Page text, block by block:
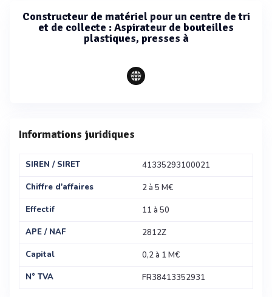
Constructeur de matériel pour un centre de tri
et de collecte : Aspirateur de bouteilles
plastiques, presses à
Informations juridiques
SIREN / SIRET
41335293100021
Chiffre d'affaires
2 à 5 M€
Effectif
11 à 50
APE / NAF
2812Z
Capital
0,2 à 1 M€
N° TVA
FR38413352931